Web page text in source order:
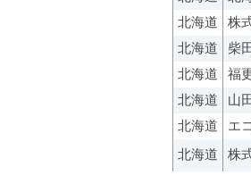
北海道 株
北海道 柴
北海道 福
北海道 山
北海道 エ
北海道 株